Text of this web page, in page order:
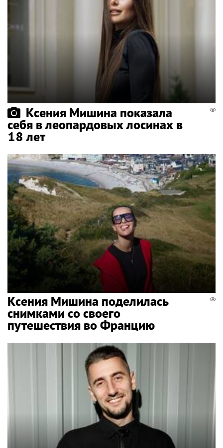
Ксения Мишина показала
себя в леопардовых лосинах в
18 лет
Ксения Мишина поделилась
снимками со своего
путешествия во Францию